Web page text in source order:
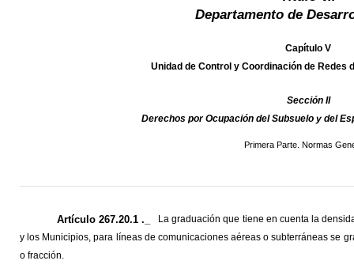
Departamento de
Capítulo V
Unidad de Control y Coordinación de Redes
Sección II
Derechos por Ocupación del Subsuelo y del
Primera Parte. Normas
Artículo 267.20.1 ._
La graduación que tiene en cuenta la
y los Municipios, para líneas de comunicaciones aéreas o subterráneas se
o fracción.